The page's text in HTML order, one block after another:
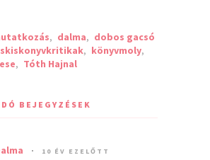
, dalma, dobos gacsó
, könyvmoly,
, Tóth Hajnal
BEJEGYZÉSEK
10 ÉV EZELŐTT